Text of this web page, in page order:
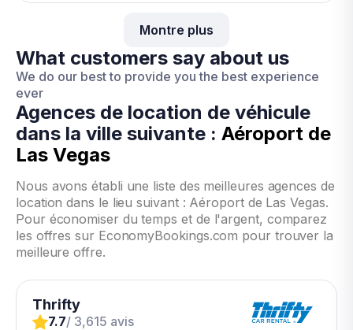
Montre plus
What customers say about us
We do our best to provide you the best experience
ever
Agences de location de véhicule
dans la ville suivante : Aéroport de
Las Vegas
Nous avons établi une liste des meilleures agences de
location dans le lieu suivant : Aéroport de Las Vegas.
Pour économiser du temps et de l'argent, comparez
les offres sur EconomyBookings.com pour trouver la
meilleure offre.
Thrifty
7.7/ 3,615 avis